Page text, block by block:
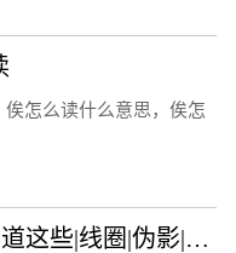
怎么读什么意思，俟怎
做好MRI并行采集，你得知道这些|线圈|伪影|图像|因子|